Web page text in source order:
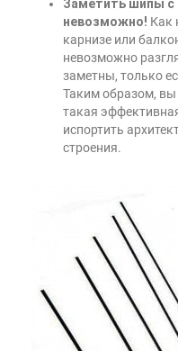
Заметить шипы с
невозможно! Как
карнизе или
невозможно
заметны, только
Таким образом, вы
такая
испортить
строения.